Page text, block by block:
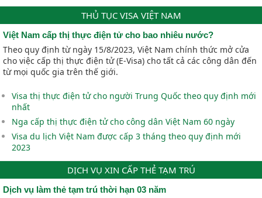
THỦ TỤC VISA VIỆT NAM
Việt Nam cấp thị thực điện tử cho bao nhiêu nước?
Theo quy định từ ngày 15/8/2023, Việt Nam chính thức mở cửa
cho việc cấp thị thực điện tử (E-Visa) cho tất cả các công dân đến
từ mọi quốc gia trên thế giới.
Visa thị thực điện tử cho người Trung Quốc theo quy định mới
nhất
Nga cấp thị thực điện tử cho công dân Việt Nam 60 ngày
Visa du lịch Việt Nam được cấp 3 tháng theo quy định mới
2023
DỊCH VỤ XIN CẤP THẺ TẠM TRÚ
Dịch vụ làm thẻ tạm trú thời hạn 03 năm